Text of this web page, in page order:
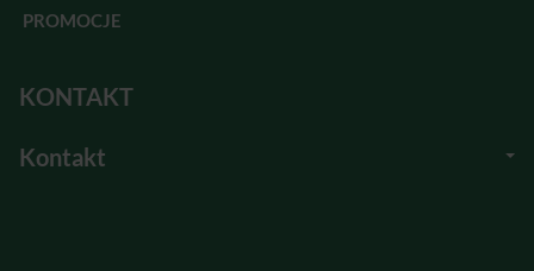
PROMOCJE
KONTAKT
Kontakt